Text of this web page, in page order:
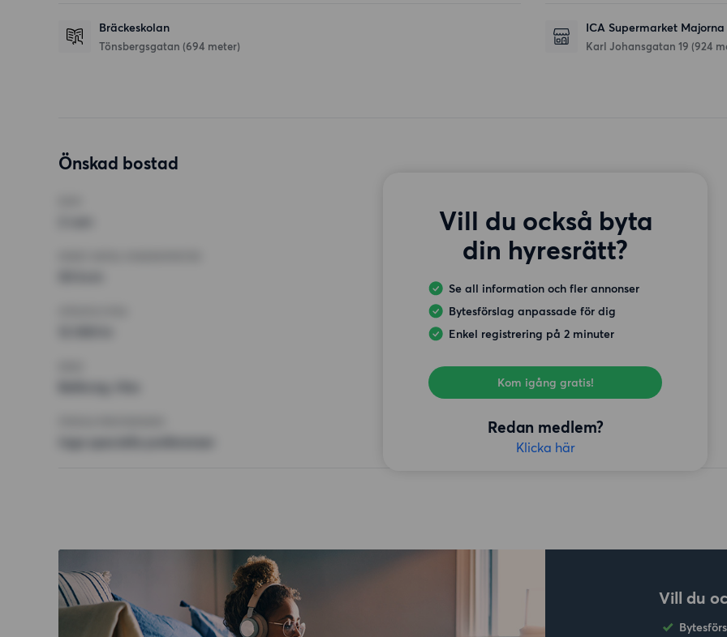
Bräckeskolan
Tönsbergsgatan (694 meter)
ICA Supermarket Majorna
Karl Johansgatan 19 (924
Önskad bostad
Vill du också byta
din hyresrätt?
Se all information och fler annonser
Bytesförslag anpassade för dig
Enkel registrering på 2 minuter
Kom igång gratis!
Redan medlem?
Klicka här
Vill du